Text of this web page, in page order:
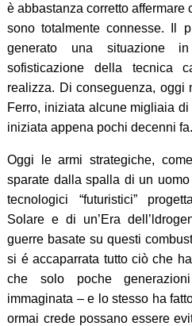
è abbastanza corretto
sono totalmente connesse. Il
generato una situazione
sofisticazione della tecnica
realizza. Di conseguenza, oggi
Ferro, iniziata alcune migliaia di
iniziata appena pochi decenni fa.
Oggi le armi strategiche,
sparate dalla spalla di un
tecnologici “futuristici”
Solare e di un’Era
guerre basate su questi
si é accaparrata tutto ciò che
che solo poche
immaginata – e lo stesso ha
ormai crede possano essere